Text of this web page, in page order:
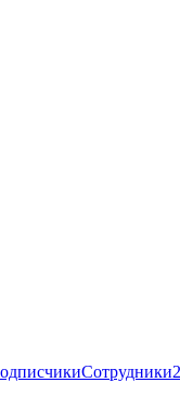
Сотрудники2